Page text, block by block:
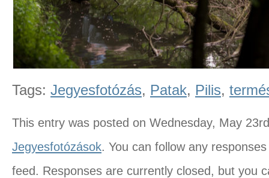
Tags: Jegyesfotózás, Patak, Pilis,
This entry was posted on Wednesday, May
Jegyesfotózások. You can follow any
feed. Responses are currently closed, but you